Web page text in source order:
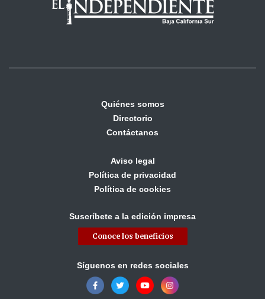
Quiénes somos
Directorio
Contáctanos
Aviso legal
Política de privacidad
Política de cookies
Suscríbete a la edición impresa
Conoce los beneficios
Síguenos en redes sociales